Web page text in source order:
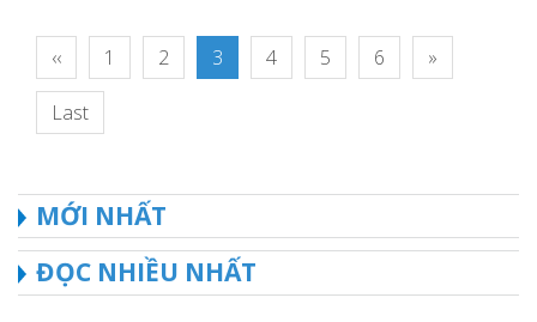
‹‹ 1 2 3 4 5 6 »
Last
MỚI NHẤT
ĐỌC NHIỀU NHẤT